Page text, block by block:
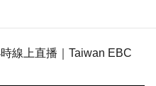
線上直播｜Taiwan EBC